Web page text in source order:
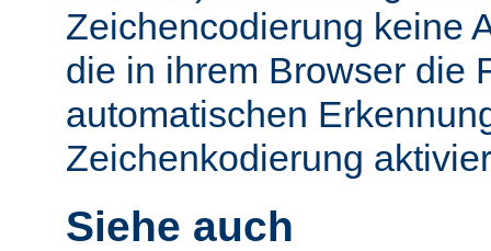
Zeichencodierung keine
die in ihrem Browser die
automatischen
Zeichenkodierung
Siehe auch